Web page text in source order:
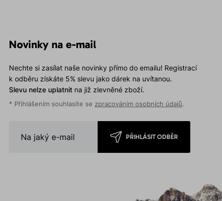
Novinky na e-mail
Nechte si zasílat naše novinky přímo do emailu! Registrací
k odběru získáte 5% slevu jako dárek na uvítanou.
Slevu nelze uplatnitna již zlevněné zboží.
* Přihlášením souhlasíte se zpracováním osobních údajů.
PŘIHLÁSIT ODBĚR